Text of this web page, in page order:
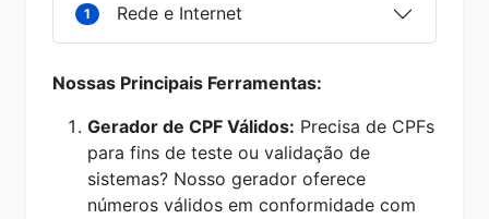
1 Rede e Internet
Nossas Principais Ferramentas:
Gerador de CPF Válidos: Precisa de CPFs
para fins de teste ou validação de
sistemas? Nosso gerador oferece
números válidos em conformidade com